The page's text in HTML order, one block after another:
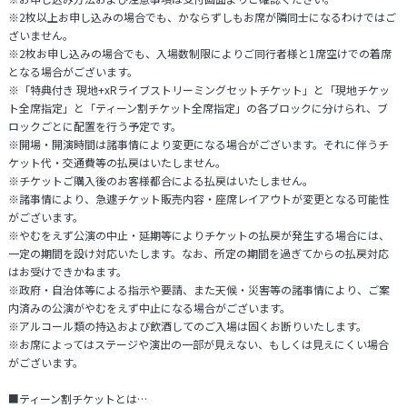
※2枚以上お申し込みの場合でも、かならずしもお席が隣同士になるわけではご
ざいません。
※2枚お申し込みの場合でも、入場数制限によりご同行者様と1席空けでの着席
となる場合がございます。
※「特典付き 現地+xRライブストリーミングセットチケット」と「現地チケッ
ト全席指定」と「ティーン割チケット全席指定」の各ブロックに分けられ、ブ
ロックごとに配置を行う予定です。
※開場・開演時間は諸事情により変更になる場合がございます。それに伴うチ
ケット代・交通費等の払戻はいたしません。
※チケットご購入後のお客様都合による払戻はいたしません。
※諸事情により、急遽チケット販売内容・座席レイアウトが変更となる可能性
がございます。
※やむをえず公演の中止・延期等によりチケットの払戻が発生する場合には、
一定の期間を設け対応いたします。なお、所定の期間を過ぎてからの払戻対応
はお受けできかねます。
※政府・自治体等による指示や要請、また天候・災害等の諸事情により、ご案
内済みの公演がやむをえず中止になる場合がございます。
※アルコール類の持込および飲酒してのご入場は固くお断りいたします。
※お席によってはステージや演出の一部が見えない、もしくは見えにくい場合
がございます。
■ティーン割チケットとは…